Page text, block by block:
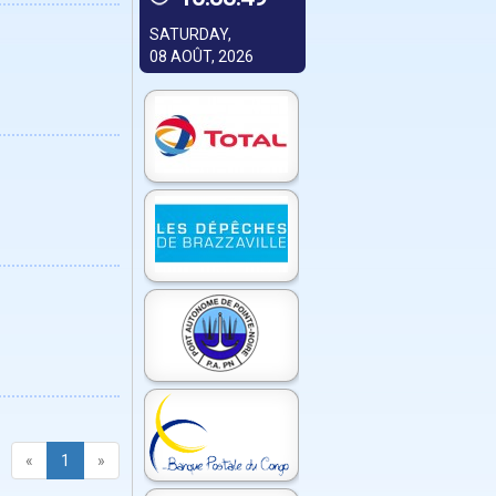
« 1 »
SATURDAY,
08 AOÛT, 2026